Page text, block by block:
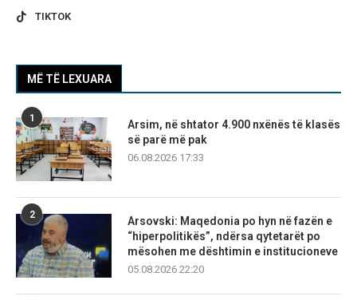
TIKTOK
MË TË LEXUARA
1
Arsim, në shtator 4.900 nxënës të klasës
së parë më pak
06.08.2026 17:33
2
Arsovski: Maqedonia po hyn në fazën e
“hiperpolitikës”, ndërsa qytetarët po
mësohen me dështimin e institucioneve
05.08.2026 22:20